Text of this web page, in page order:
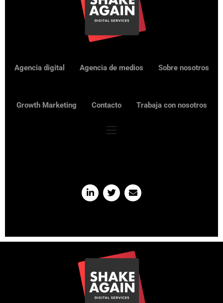
Agencia digital Agencia de medios Sobre nosotros
Growth Marketing Contacto Trabaja con nosotros